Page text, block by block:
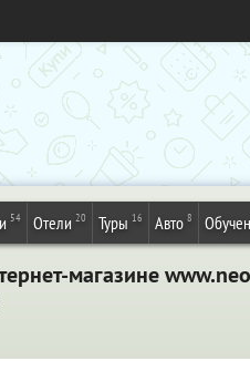
54 Отели 20 Туры 16 Авто 8
магазине